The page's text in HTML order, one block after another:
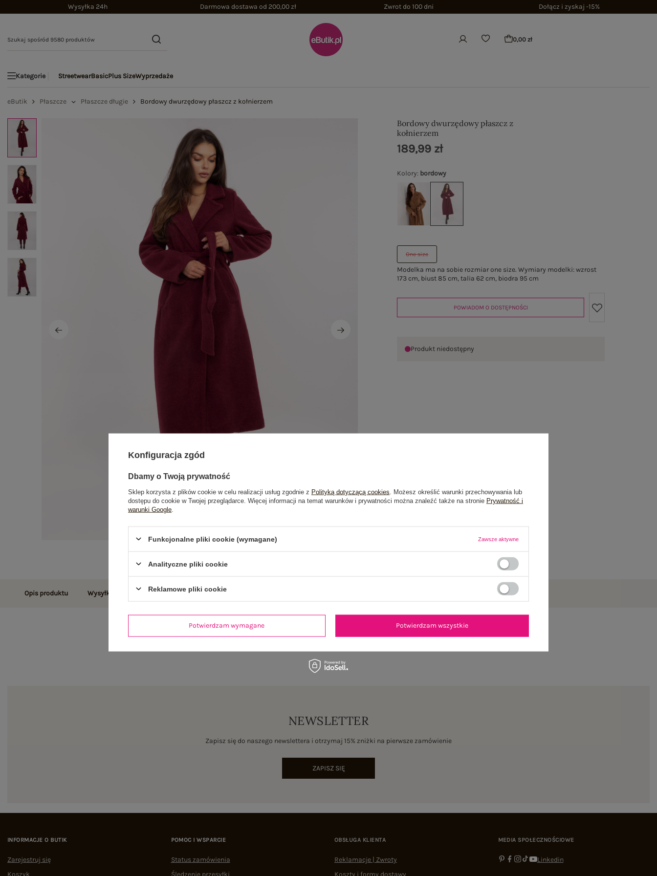
Wysyłka 24h Darmowa dostawa od 200,00 zł Zwrot do 100 dni Dołącz i zyskaj -15%
0,00 zł
Kategorie StreetwearBasicPlus SizeWyprzedaże
eButik Płaszcze Płaszcze długie Bordowy dwurzędowy płaszcz z kołnierzem
Bordowy dwurzędowy płaszcz z
kołnierzem
Kolory: bordowy
One size
Modelka ma na sobie rozmiar one size. Wymiary modelki: wzrost
173 cm, biust 85 cm, talia 62 cm, biodra 95 cm
189,99 zł
POWIADOM O DOSTĘPNOŚCI
Produkt niedostępny
Opis produktu Wysyłka i dostawa Zwroty i reklamacje
NEWSLETTER
Zapisz się do naszego newslettera i otrzymaj 15% zniżki na pierwsze zamówienie
ZAPISZ SIĘ
INFORMACJE O BUTIK
Zarejestruj się
Koszyk
POMOC I WSPARCIE
Status zamówienia
Śledzenie przesyłki
OBSŁUGA KLIENTA
Reklamacje | Zwroty
Koszty i formy dostawy
MEDIA SPOŁECZNOŚCIOWE
Linkedin
Konfiguracja zgód
Dbamy o Twoją prywatność
Sklep korzysta z plików cookie w celu realizacji usług zgodnie z Polityką dotyczącą cookies . Możesz określić warunki przechowywania lub
dostępu do cookie w Twojej przeglądarce. Więcej informacji na temat warunków i prywatności można znaleźć także na stronie Prywatność i
warunki Google
Funkcjonalne pliki cookie (wymagane) Zawsze aktywne
Analityczne pliki cookie
Reklamowe pliki cookie
Potwierdzam wymagane Potwierdzam wszystkie